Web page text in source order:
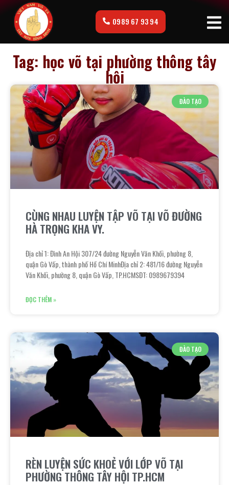
0989 67 93 94
Tag: học võ tại phường thông tây
hội
ĐÀO TẠO
CÙNG NHAU LUYỆN TẬP VÕ TẠI VÕ ĐƯỜNG
HÀ TRỌNG KHA VY.
Địa chỉ 1: Đình An Hội 307/24 đường Nguyễn Văn Khối, phường 8,
quận Gò Vấp, thành phố Hồ Chí MinhĐịa chỉ 2: 481/16 đường Nguyễn
Văn Khối, phường 8, quận Gò Vấp, TP.HCMSĐT: 0989679394
ĐỌC THÊM »
ĐÀO TẠO
RÈN LUYỆN SỨC KHOẺ VỚI LỚP VÕ TẠI
PHƯỜNG THÔNG TÂY HỘI TP.HCM